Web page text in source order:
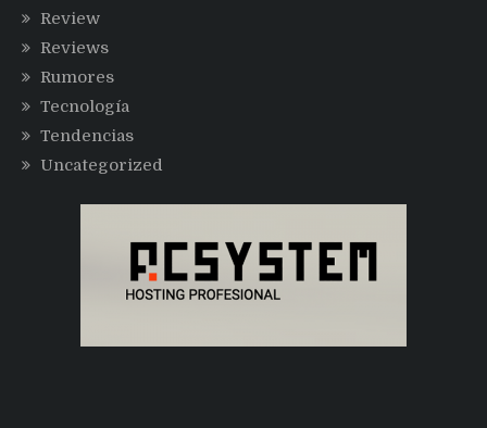
Review
Reviews
Rumores
Tecnología
Tendencias
Uncategorized